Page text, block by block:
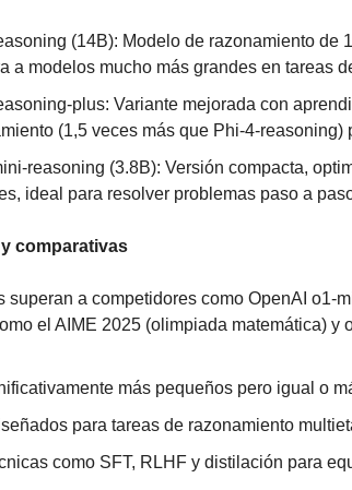
(14B): Modelo de razonamiento de
a modelos mucho más grandes en tareas
plus: Variante mejorada con
(1,5 veces más que Phi-4-reasoning)
reasoning (3.8B): Versión compacta,
ideal para resolver problemas paso a
comparativas
superan a competidores como OpenAI o1-
el AIME 2025 (olimpiada matemática) y
más pequeños pero igual o
para tareas de razonamiento
como SFT, RLHF y distilación para